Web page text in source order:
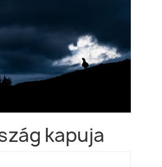
kapuja